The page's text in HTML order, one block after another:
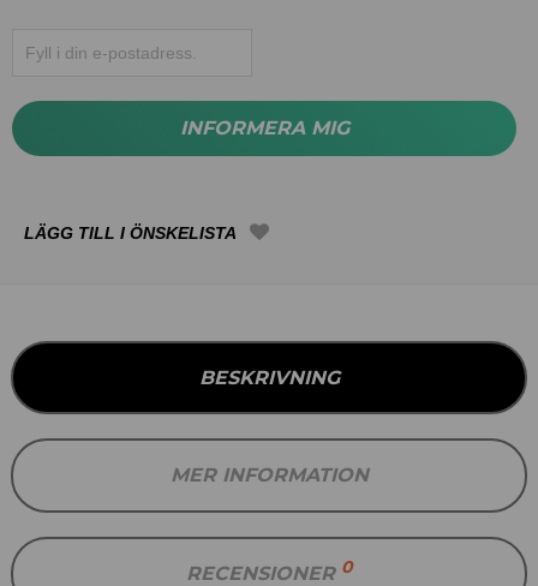
INFORMERA MIG
BESKRIVNING
MER INFORMATION
RECENSIONER 0